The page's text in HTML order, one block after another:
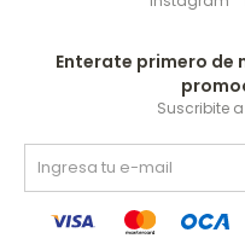
Enterate primero de
Suscribite